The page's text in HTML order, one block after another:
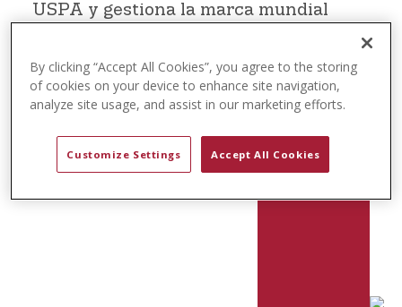
USPA y gestiona la marca mundial
través de su subsidiaria, Global Polo
Entertainment (GPE), USPA Global
también administra Global Polo, que
estilo de vida.
By clicking “Accept All Cookies”, you agree to the storing
of cookies on your device to enhance site navigation,
analyze site usage, and assist in our marketing efforts.
Customize Settings Accept All Cookies